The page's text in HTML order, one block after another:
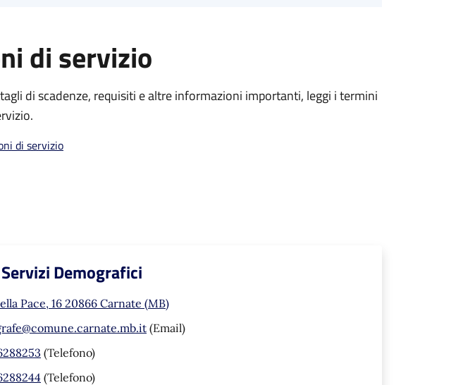
di servizio
di scadenze, requisiti e altre informazioni importanti, leggi i termini
di servizio
Demografici
Pace, 16 20866 Carnate (MB)
(Email)
(Telefono)
(Telefono)